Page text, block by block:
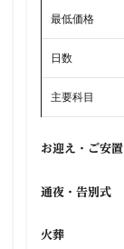
最低価格
日数
主要科目
お迎え・ご安置
通夜・告別式
火葬